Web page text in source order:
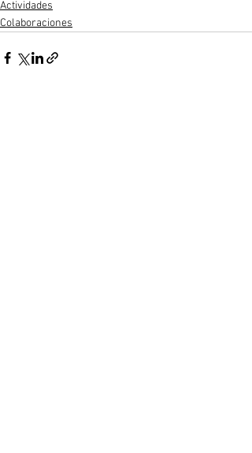
Actividades
Colaboraciones